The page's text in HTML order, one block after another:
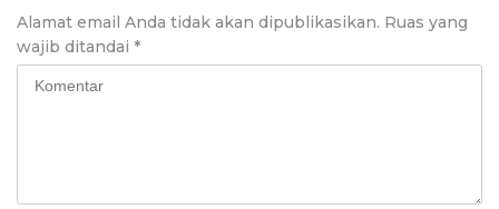
Alamat email Anda tidak akan dipublikasikan. Ruas yang
wajib ditandai *